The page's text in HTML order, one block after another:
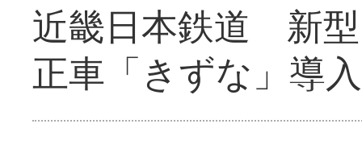
近畿日本鉄道 新
正車「きずな」導入